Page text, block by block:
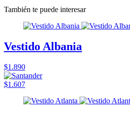
También te puede interesar
Vestido Albania
$1.890
$1.607